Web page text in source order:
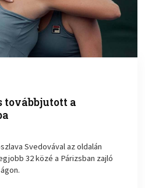
továbbjutott a
Svedovával az oldalán
32 közé a Párizsban zajló